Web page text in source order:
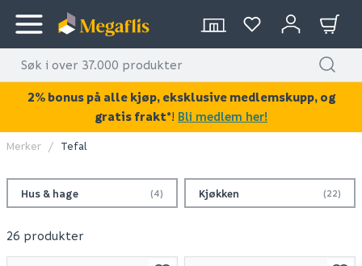
Merker Tefal
Hus & hage (4) Kjøkken (22)
26 produkter
2% bonus på alle kjøp, eksklusive medlemskupp, og
gratis frakt*! Bli medlem her!